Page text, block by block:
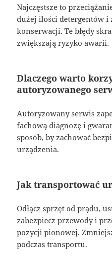
Najczęstsze to
dużej ilości detergentów i
konserwacji. Te błędy
zwiększają ryzyko awarii.
Dlaczego warto
autoryzowanego
Autoryzowany serwis
fachową diagnozę i
sposób, by zachować
urządzenia.
Jak transportować
Odłącz sprzęt od prądu,
zabezpiecz przewody i
pozycji pionowej.
podczas transportu.